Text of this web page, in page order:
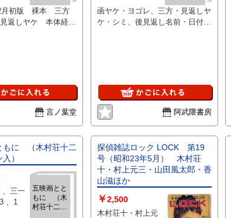
月初版 裸本 三方
返しヤケ 本体経年
言ノ葉堂
函ヤケ・ヨゴレ、三方・見返しヤ
ケ・シミ、後見返し名前・日付記
阿武隈書房
もに （木村荘十二
）
五映画とと
もに （木
村荘十二あ
書房 、1953 、1
探偵雑誌ロック LOCK 第19
号（昭和23年5月） 木村荘
十・村上元三・山田風太郎・香
山滋ほか
￥2,500
木村荘十・村上元